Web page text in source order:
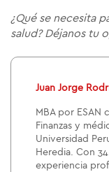
¿Qué se necesita
salud? Déjanos tu
Juan Jorge
MBA por ESAN
Finanzas y
Universidad
Heredia. Con
experiencia